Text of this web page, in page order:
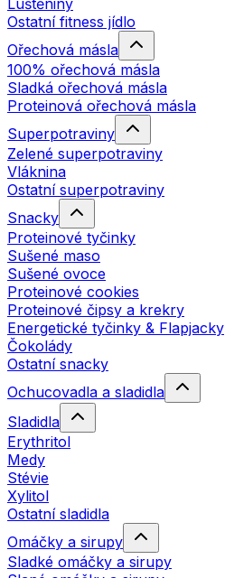
Luštěniny
Ostatní fitness jídlo
Ořechová másla
100% ořechová másla
Sladká ořechová másla
Proteinová ořechová másla
Superpotraviny
Zelené superpotraviny
Vláknina
Ostatní superpotraviny
Snacky
Proteinové tyčinky
Sušené maso
Sušené ovoce
Proteinové cookies
Proteinové čipsy a krekry
Energetické tyčinky & Flapjacky
Čokolády
Ostatní snacky
Ochucovadla a sladidla
Sladidla
Erythritol
Medy
Stévie
Xylitol
Ostatní sladidla
Omáčky a sirupy
Sladké omáčky a sirupy